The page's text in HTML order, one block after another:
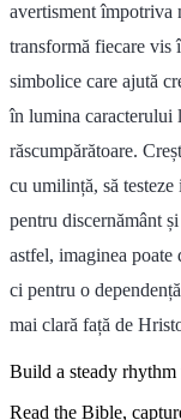
avertisment împotriva
transformă fiecare vis
simbolice care ajută
în lumina caracterului
răscumpărătoare.
cu umilință, să
pentru discernământ
astfel, imaginea
ci pentru o
mai clară față de
Build a steady
Read the Bible,